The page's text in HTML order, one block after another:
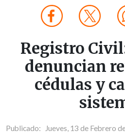
Registro
denuncian
cédulas y
Publicado: Jueves, 13 de Febrero